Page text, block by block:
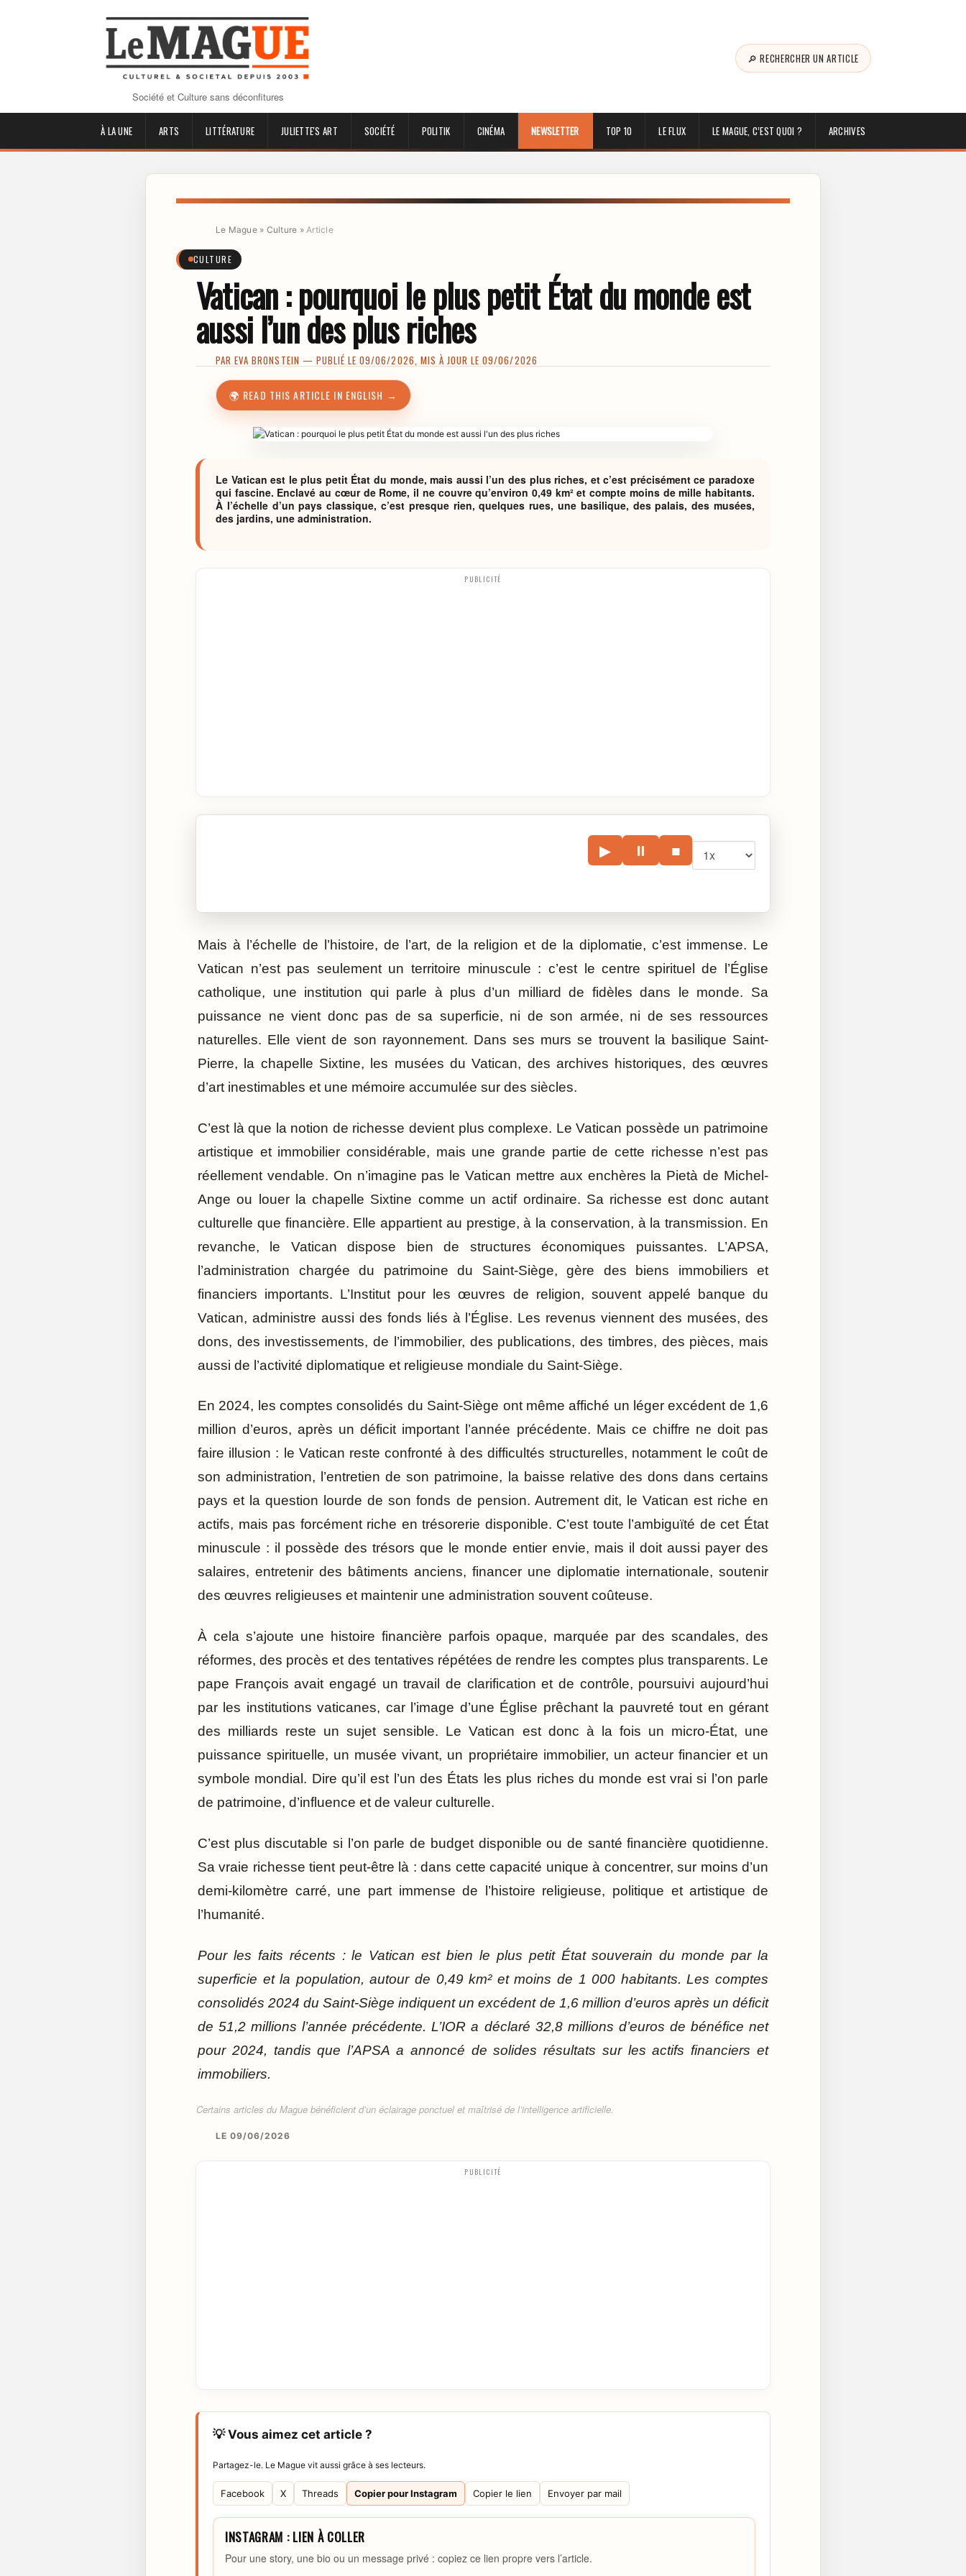
Société et Culture sans déconfitures
🔎 RECHERCHER UN ARTICLE
À LA UNE ARTS LITTÉRATURE JULIETTE'S ART SOCIÉTÉ POLITIK CINÉMA NEWSLETTER TOP 10 LE FLUX LE MAGUE, C’EST QUOI ? ARCHIVES
Le Mague» Culture » Article
CULTURE
Vatican : pourquoi le plus petit État du monde est
aussi l’un des plus riches
PAREVA BRONSTEIN — PUBLIÉ LE 09/06/2026, MIS À JOUR LE 09/06/2026
🌍 READ THIS ARTICLE IN ENGLISH →
Le Vatican est le plus petit État du monde, mais aussi l’un des plus riches, et c’est précisément ce paradoxe
qui fascine. Enclavé au cœur de Rome, il ne couvre qu’environ 0,49 km² et compte moins de mille habitants.
À l’échelle d’un pays classique, c’est presque rien, quelques rues, une basilique, des palais, des musées,
des jardins, une administration.
PUBLICITÉ
▶ ⏸ ■
Mais à l’échelle de l’histoire, de l’art, de la religion et de la diplomatie, c’est immense. Le
Vatican n’est pas seulement un territoire minuscule : c’est le centre spirituel de l’Église
catholique, une institution qui parle à plus d’un milliard de fidèles dans le monde. Sa
puissance ne vient donc pas de sa superficie, ni de son armée, ni de ses ressources
naturelles. Elle vient de son rayonnement. Dans ses murs se trouvent la basilique Saint-
Pierre, la chapelle Sixtine, les musées du Vatican, des archives historiques, des œuvres
d’art inestimables et une mémoire accumulée sur des siècles.
C’est là que la notion de richesse devient plus complexe. Le Vatican possède un patrimoine
artistique et immobilier considérable, mais une grande partie de cette richesse n’est pas
réellement vendable. On n’imagine pas le Vatican mettre aux enchères la Pietà de Michel-
Ange ou louer la chapelle Sixtine comme un actif ordinaire. Sa richesse est donc autant
culturelle que financière. Elle appartient au prestige, à la conservation, à la transmission. En
revanche, le Vatican dispose bien de structures économiques puissantes. L’APSA,
l’administration chargée du patrimoine du Saint-Siège, gère des biens immobiliers et
financiers importants. L’Institut pour les œuvres de religion, souvent appelé banque du
Vatican, administre aussi des fonds liés à l’Église. Les revenus viennent des musées, des
dons, des investissements, de l’immobilier, des publications, des timbres, des pièces, mais
aussi de l’activité diplomatique et religieuse mondiale du Saint-Siège.
En 2024, les comptes consolidés du Saint-Siège ont même affiché un léger excédent de 1,6
million d’euros, après un déficit important l’année précédente. Mais ce chiffre ne doit pas
faire illusion : le Vatican reste confronté à des difficultés structurelles, notamment le coût de
son administration, l’entretien de son patrimoine, la baisse relative des dons dans certains
pays et la question lourde de son fonds de pension. Autrement dit, le Vatican est riche en
actifs, mais pas forcément riche en trésorerie disponible. C’est toute l’ambiguïté de cet État
minuscule : il possède des trésors que le monde entier envie, mais il doit aussi payer des
salaires, entretenir des bâtiments anciens, financer une diplomatie internationale, soutenir
des œuvres religieuses et maintenir une administration souvent coûteuse.
À cela s’ajoute une histoire financière parfois opaque, marquée par des scandales, des
réformes, des procès et des tentatives répétées de rendre les comptes plus transparents. Le
pape François avait engagé un travail de clarification et de contrôle, poursuivi aujourd’hui
par les institutions vaticanes, car l’image d’une Église prêchant la pauvreté tout en gérant
des milliards reste un sujet sensible. Le Vatican est donc à la fois un micro-État, une
puissance spirituelle, un musée vivant, un propriétaire immobilier, un acteur financier et un
symbole mondial. Dire qu’il est l’un des États les plus riches du monde est vrai si l’on parle
de patrimoine, d’influence et de valeur culturelle.
C’est plus discutable si l’on parle de budget disponible ou de santé financière quotidienne.
Sa vraie richesse tient peut-être là : dans cette capacité unique à concentrer, sur moins d’un
demi-kilomètre carré, une part immense de l’histoire religieuse, politique et artistique de
l’humanité.
Pour les faits récents : le Vatican est bien le plus petit État souverain du monde par la
superficie et la population, autour de 0,49 km² et moins de 1 000 habitants. Les comptes
consolidés 2024 du Saint-Siège indiquent un excédent de 1,6 million d’euros après un déficit
de 51,2 millions l’année précédente. L’IOR a déclaré 32,8 millions d’euros de bénéfice net
pour 2024, tandis que l’APSA a annoncé de solides résultats sur les actifs financiers et
immobiliers.
Certains articles du Mague bénéficient d’un éclairage ponctuel et maîtrisé de l’intelligence artificielle.
LE 09/06/2026
PUBLICITÉ
💡 Vous aimez cet article ?
Partagez-le. Le Mague vit aussi grâce à ses lecteurs.
Facebook X Threads Copier pour Instagram Copier le lien Envoyer par mail
INSTAGRAM : LIEN À COLLER
Pour une story, une bio ou un message privé : copiez ce lien propre vers l’article.